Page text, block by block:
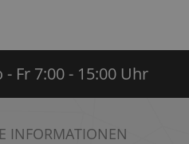
Fr 7:00 - 15:00 Uhr
INFORMATIONEN